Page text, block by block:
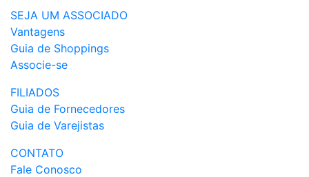
SEJA UM ASSOCIADO
Vantagens
Guia de Shoppings
Associe-se
FILIADOS
Guia de Fornecedores
Guia de Varejistas
CONTATO
Fale Conosco